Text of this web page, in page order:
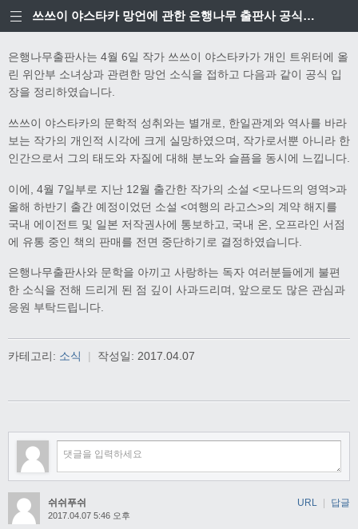
쓰쓰이 야스타카 망언에 관한 은행나무 출판사 공식입장
은행나무출판사는 4월 6일 작가 쓰쓰이 야스타카가 개인 트위터에 올
린 위안부 소녀상과 관련한 망언 소식을 접하고 다음과 같이 공식 입
장을 정리하였습니다.
쓰쓰이 야스타카의 문학적 성취와는 별개로, 한일관계와 역사를 바라
보는 작가의 개인적 시각에 크게 실망하였으며, 작가로서뿐 아니라 한
인간으로서 그의 태도와 자질에 대해 분노와 슬픔을 동시에 느낍니다.
이에, 4월 7일부로 지난 12월 출간한 작가의 소설 <모나드의 영역>과
올해 하반기 출간 예정이었던 소설 <여행의 라고스>의 계약 해지를
국내 에이전트 및 일본 저작권사에 통보하고, 국내 온, 오프라인 서점
에 유통 중인 책의 판매를 전면 중단하기로 결정하였습니다.
은행나무출판사와 문학을 아끼고 사랑하는 독자 여러분들에게 불편
한 소식을 전해 드리게 된 점 깊이 사과드리며, 앞으로도 많은 관심과
응원 부탁드립니다.
카테고리: 소식 | 작성일: 2017.04.07
쉬쉬푸쉬
2017.04.07 5:46 오후
URL | 답글